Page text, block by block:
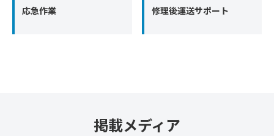
応急作業 修理後運送サポート
掲載メディア